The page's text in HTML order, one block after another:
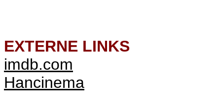
EXTERNE LINKS
imdb.com
Hancinema